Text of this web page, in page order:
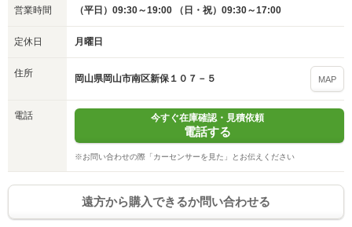
営業時間 （平日）09:30～19:00 （日・祝）09:30～17:00
定休日 月曜日
住所 岡山県岡山市南区新保１０７－５ MAP
電話 今すぐ在庫確認・見積依頼
電話する
※お問い合わせの際「カーセンサーを見た」とお伝えください
遠方から購入できるか問い合わせる
入力途中の情報を保存しますか？
※保存された情報は90日で破棄されます
いいえ はい